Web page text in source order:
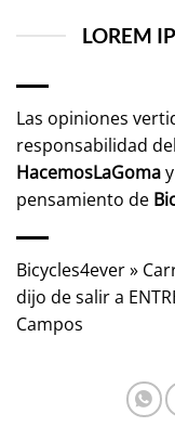
LOREM
Las opiniones
responsabilidad del
HacemosLaGoma
pensamiento de
Bicycles4ever»
dijo de salir a
Campos